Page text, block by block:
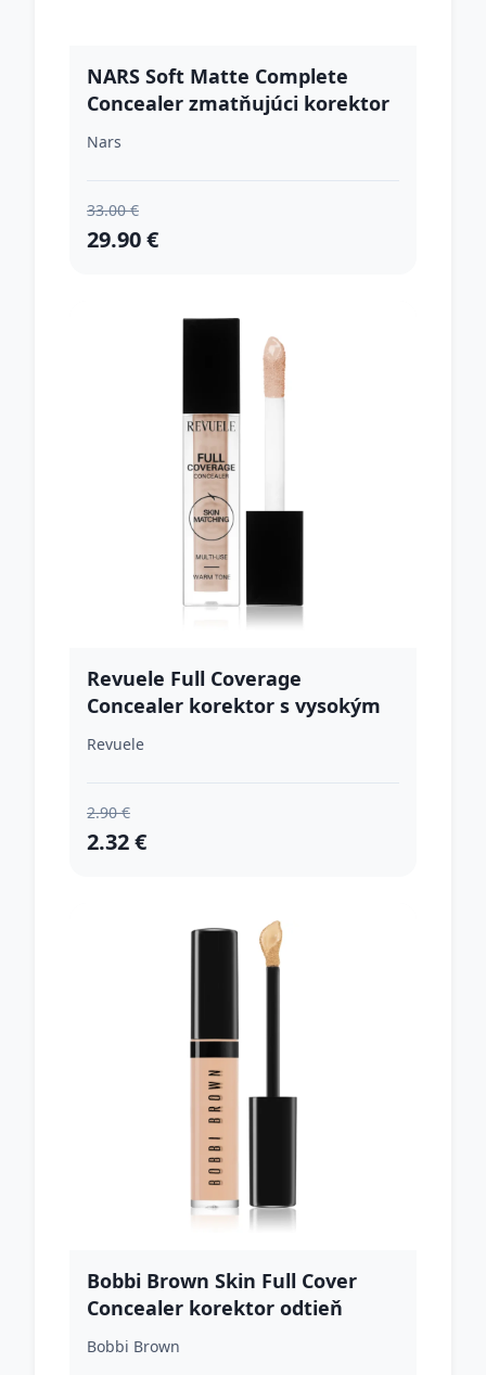
NARS Soft Matte Complete
Concealer zmatňujúci korektor
pre plné krytie odtieň PRALINE
Nars
33.00 €
29.90 €
Revuele Full Coverage
Concealer korektor s vysokým
krytím odtieň Neutral Tone 5
Revuele
2.90 €
2.32 €
Bobbi Brown Skin Full Cover
Concealer korektor odtieň
Beige 8 ml
Bobbi Brown